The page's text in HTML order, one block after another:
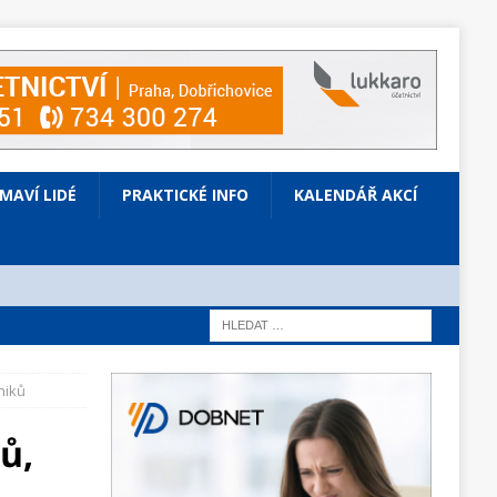
LIDÉ PRAKTICKÉ INFO KALENDÁŘ AKCÍ